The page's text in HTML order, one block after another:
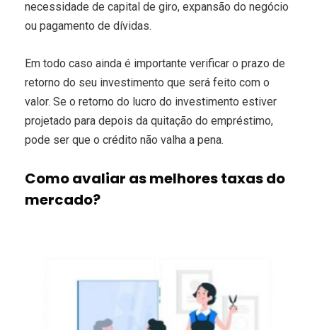
necessidade de capital de giro, expansão do negócio
ou pagamento de dívidas.
Em todo caso ainda é importante verificar o prazo de
retorno do seu investimento que será feito com o
valor. Se o retorno do lucro do investimento estiver
projetado para depois da quitação do empréstimo,
pode ser que o crédito não valha a pena.
Como avaliar as melhores taxas do
mercado?